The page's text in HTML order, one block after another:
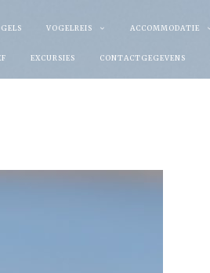
VOGELREIS ACCOMMODATIE
EXCURSIES CONTACTGEGEVENS